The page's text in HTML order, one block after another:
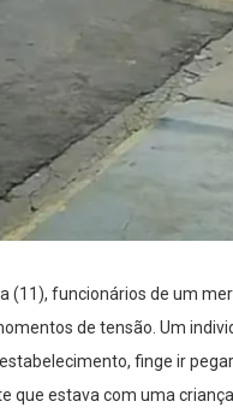
(11), funcionários de um
de tensão. Um
finge ir
que estava com uma